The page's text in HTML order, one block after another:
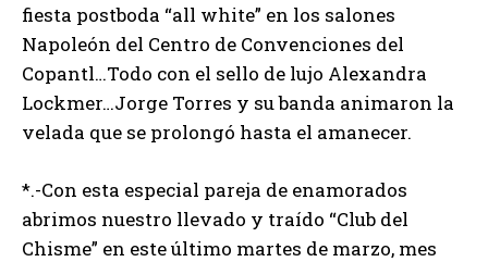
fiesta postboda “all white” en los salones
Napoleón del Centro de Convenciones del
Copantl…Todo con el sello de lujo Alexandra
Lockmer…Jorge Torres y su banda animaron la
velada que se prolongó hasta el amanecer.
*.-Con esta especial pareja de enamorados
abrimos nuestro llevado y traído “Club del
Chisme” en este último martes de marzo, mes